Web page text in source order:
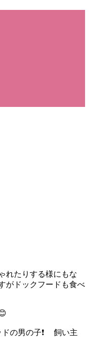
れたりする様にもな
がドックフードも食べ
ドの男の子❗️ 飼い主